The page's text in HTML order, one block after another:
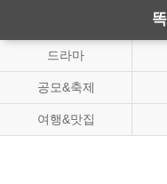
드라마
공모&축제
여행&맛집